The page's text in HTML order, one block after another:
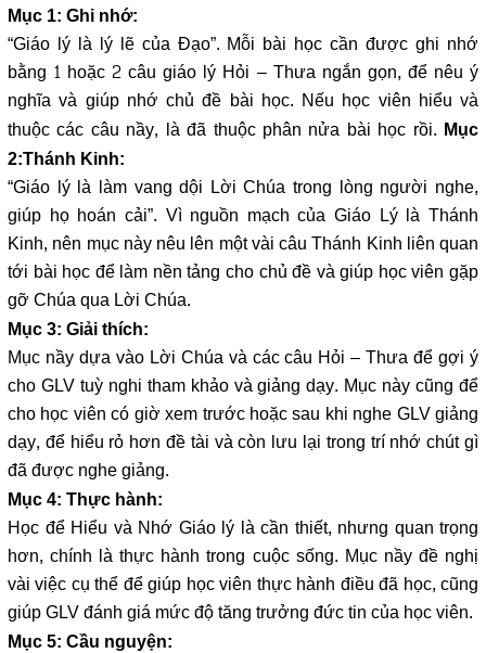
Mục 1: Ghi nhớ:
“Giáo lý là lý lẽ của Đạo”. Mỗi bài học cần được ghi nhớ
bằng 1 hoặc 2 câu giáo lý Hỏi – Thưa ngắn gọn, để nêu ý
nghĩa và giúp nhớ chủ đề bài học. Nếu học viên hiểu và
thuộc các câu nầy, là đã thuộc phân nửa bài học rồi. Mục
2:Thánh Kinh:
“Giáo lý là làm vang dội Lời Chúa trong lòng người nghe,
giúp họ hoán cải”. Vì nguồn mạch của Giáo Lý là Thánh
Kinh, nên mục này nêu lên một vài câu Thánh Kinh liên quan
tới bài học để làm nền tảng cho chủ đề và giúp học viên gặp
gỡ Chúa qua Lời Chúa.
Mục 3: Giải thích:
Mục nầy dựa vào Lời Chúa và các câu Hỏi – Thưa để gợi ý
cho GLV tuỳ nghi tham khảo và giảng dạy. Mục này cũng để
cho học viên có giờ xem trước hoặc sau khi nghe GLV giảng
dạy, để hiểu rỏ hơn đề tài và còn lưu lại trong trí nhớ chút gì
đã được nghe giảng.
Mục 4: Thực hành:
Học để Hiểu và Nhớ Giáo lý là cần thiết, nhưng quan trọng
hơn, chính là thực hành trong cuộc sống. Mục nầy đề nghị
vài việc cụ thể để giúp học viên thực hành điều đã học, cũng
giúp GLV đánh giá mức độ tăng trưởng đức tin của học viên.
Mục 5: Cầu nguyện: